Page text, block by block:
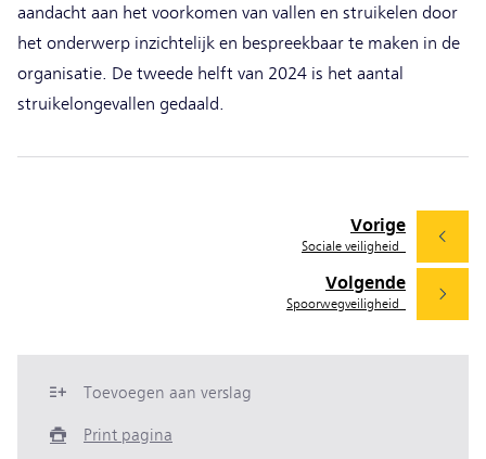
aandacht aan het voorkomen van vallen en struikelen door
het onderwerp inzichtelijk en bespreekbaar te maken in de
organisatie. De tweede helft van 2024 is het aantal
struikelongevallen gedaald.
Volgende
Spoorwegveiligheid
Vorige
Sociale veiligheid
Toevoegen aan verslag
Print pagina